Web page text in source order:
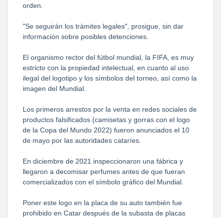
orden.
"Se seguirán los trámites legales", prosigue, sin dar
información sobre posibles detenciones.
El organismo rector del fútbol mundial, la FIFA, es muy
estricto con la propiedad intelectual, en cuanto al uso
ilegal del logotipo y los símbolos del torneo, así como la
imagen del Mundial.
Los primeros arrestos por la venta en redes sociales de
productos falsificados (camisetas y gorras con el logo
de la Copa del Mundo 2022) fueron anunciados el 10
de mayo por las autoridades cataríes.
En diciembre de 2021 inspeccionaron una fábrica y
llegaron a decomisar perfumes antes de que fueran
comercializados con el símbolo gráfico del Mundial.
Poner este logo en la placa de su auto también fue
prohibido en Catar después de la subasta de placas